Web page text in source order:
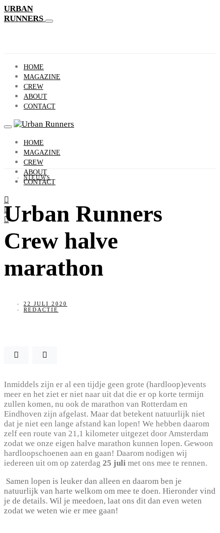
URBAN
RUNNERS
HOME
MAGAZINE
CREW
ABOUT
CONTACT
HOME
MAGAZINE
CREW
ABOUT
CONTACT
NIEUWS
Urban Runners
Crew halve
marathon
22 JULI 2020
REDACTIE
Inmiddels zijn er al een tijdje geen grote (hardloop)events
meer en het ziet er niet naar uit dat die er op korte termijn
zullen komen, nu ook de marathon van Rotterdam en
Eindhoven zijn afgelast. Maar dat betekent natuurlijk niet
dat je niet een lange afstand kan lopen! We hebben daarom
zelf een route van 21,1 kilometer uitgezet door Amsterdam
zodat we onze eigen halve marathon kunnen lopen. Gewoon
hardloopschoenen aan en gaan! Daarom nodigen wij
iedereen uit om op zaterdag 25 juli met ons mee te rennen.
Samen lopen is leuker dan alleen en daarom ben je
natuurlijk van harte welkom om mee te doen. Hieronder vind
je de details. Wil je meedoen, laat ons dit dan even weten
zodat we weten wie er mee gaan!